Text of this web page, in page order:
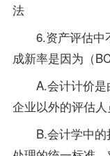
法
6.资产评估中
成新率是因为（
A.会计计价是
企业以外的评估
B.会计学中的